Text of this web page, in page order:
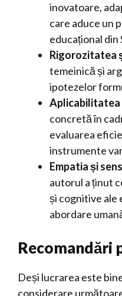
inovatoare,
care aduce un
educațional din
Rigorozitatea
temeinică și
ipotezelor
Aplicabilitatea
concretă în
evaluarea
instrumente
Empatia și
autorul a ținut
și cognitive ale
abordare
Recomandări
Deși lucrarea este
considerare